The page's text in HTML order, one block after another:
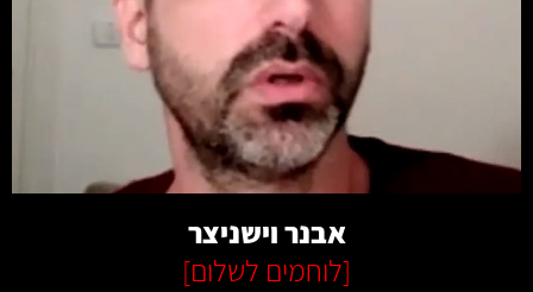
קרא עוד
אבנר וישניצר
[לוחמים לשלום]